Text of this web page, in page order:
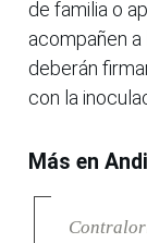
de familia o
acompañen
deberán
con la
Más en